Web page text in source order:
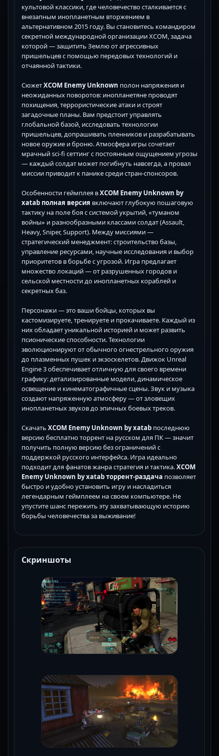
культовой классики, где человечество сталкивается с
внезапным инопланетным вторжением в
альтернативном 2015 году. Вы становитесь командиром
секретной международной организации XCOM, задача
которой — защитить Землю от агрессивных
пришельцев с помощью передовых технологий и
отчаянной тактики.
СюжетXCOM Enemy Unknown полон напряжения и
неожиданных поворотов: инопланетяне проводят
похищения, террористические атаки и строят
загадочные планы. Вам предстоит управлять
глобальной базой, исследовать технологии
пришельцев, допрашивать пленников и разрабатывать
новое оружие и броню. Атмосфера игры сочетает
мрачный sci-fi сеттинг с постоянным ощущением угрозы
— каждый солдат может погибнуть навсегда, а провал
миссии приводит к панике среди стран-спонсоров.
Особенности геймплея вXCOM Enemy Unknown by
xatab полная версия включают глубокую пошаговую
тактику на поле боя с системой укрытий, «туманом
войны» и разнообразными классами солдат (Assault,
Heavy, Sniper, Support). Между миссиями —
стратегический менеджмент: строительство базы,
управление ресурсами, научные исследования и выбор
приоритетов в борьбе с угрозой. Игра предлагает
множество локаций — от разрушенных городов и
сельской местности до инопланетных кораблей и
секретных баз.
Персонажи — это ваши бойцы, которых вы
кастомизируете, тренируете и прокачиваете. Каждый из
них обладает уникальной историей и может развить
псионические способности. Технологии
эволюционируют от обычного огнестрельного оружия
до плазменных пушек и экзоскелетов. Движок Unreal
Engine 3 обеспечивает отличную для своего времени
графику: детализированные модели, динамическое
освещение и кинематографичные сцены. Звук и музыка
создают напряженную атмосферу — от зловещих
инопланетных звуков до эпичных боевых треков.
Скачать XCOM Enemy Unknown by xatab последнюю
версию бесплатно торрент на русском для ПК — значит
получить полную версию без ограничений с
поддержкой русского интерфейса. Игра идеально
подходит для фанатов жанра стратегия и тактика.XCOM
Enemy Unknown by xatab торрент-раздача позволяет
быстро и удобно установить игру и насладиться
легендарным геймплеем на своем компьютере. Не
упустите шанс пережить эту захватывающую историю
борьбы человечества за выживание!
Скриншоты